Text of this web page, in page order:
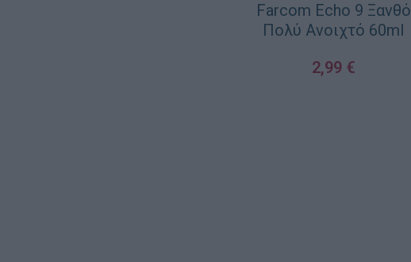
Farcom Echo 9 Ξανθό
Πολύ Ανοιχτό 60ml
2,99 €